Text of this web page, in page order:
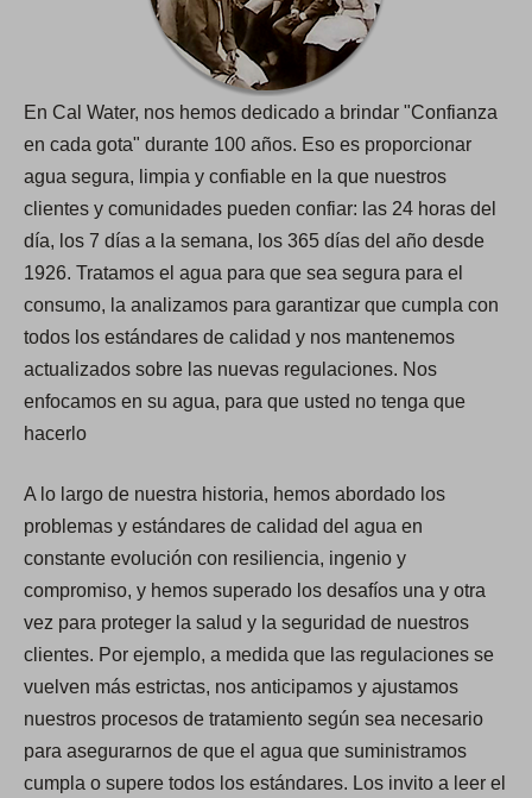
En Cal Water, nos hemos dedicado a brindar "Confianza
en cada gota​​​​​​​" durante 100 años. Eso es proporcionar
agua segura, limpia y confiable en la que nuestros
clientes y comunidades pueden confiar: las 24 horas del
día, los 7 días a la semana, los 365 días del año desde
1926. Tratamos el agua para que sea segura para el
consumo, la analizamos para garantizar que cumpla con
todos los estándares de calidad y nos mantenemos
actualizados sobre las nuevas regulaciones. Nos
enfocamos en su agua, para que usted no tenga que
hacerlo
A lo largo de nuestra historia, hemos abordado los
problemas y estándares de calidad del agua en
constante evolución con resiliencia, ingenio y
compromiso, y hemos superado los desafíos una y otra
vez para proteger la salud y la seguridad de nuestros
clientes. Por ejemplo, a medida que las regulaciones se
vuelven más estrictas, nos anticipamos y ajustamos
nuestros procesos de tratamiento según sea necesario
para asegurarnos de que el agua que suministramos
cumpla o supere todos los estándares. Los invito a leer el